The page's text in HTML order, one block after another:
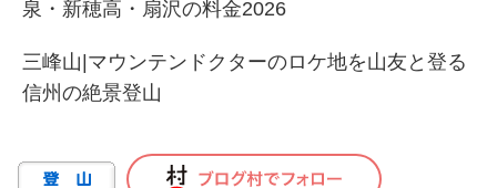
泉・新穂高・扇沢の料金2026
三峰山|マウンテンドクターのロケ地を山友と登る
信州の絶景登山